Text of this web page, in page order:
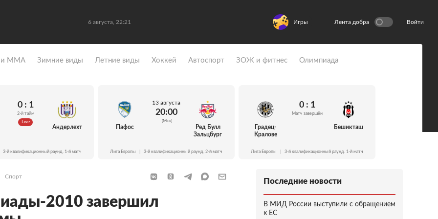
6 августа, 22:21 Игры Лента добра Войти
и ММА Зимние виды Летние виды Хоккей Автоспорт ЗОЖ и фитнес Олимпиада
0 : 1
2-й тайм
Live
Андерлехт
3-й квалификационный раунд. 1-й матч
Пафос
13 августа
20:00
(Мск)
Ред Булл
Зальцбург
Лига Европы 3-й квалификационный раунд. 2-й матч
Градец-
Кралове
0 : 1
Матч завершён
Бешикташ
Лига Европы 3-й квалификационный раунд. 1-й матч
Спорт
2010 завершил
Последние новости
В МИД России выступили с обращением
к ЕС